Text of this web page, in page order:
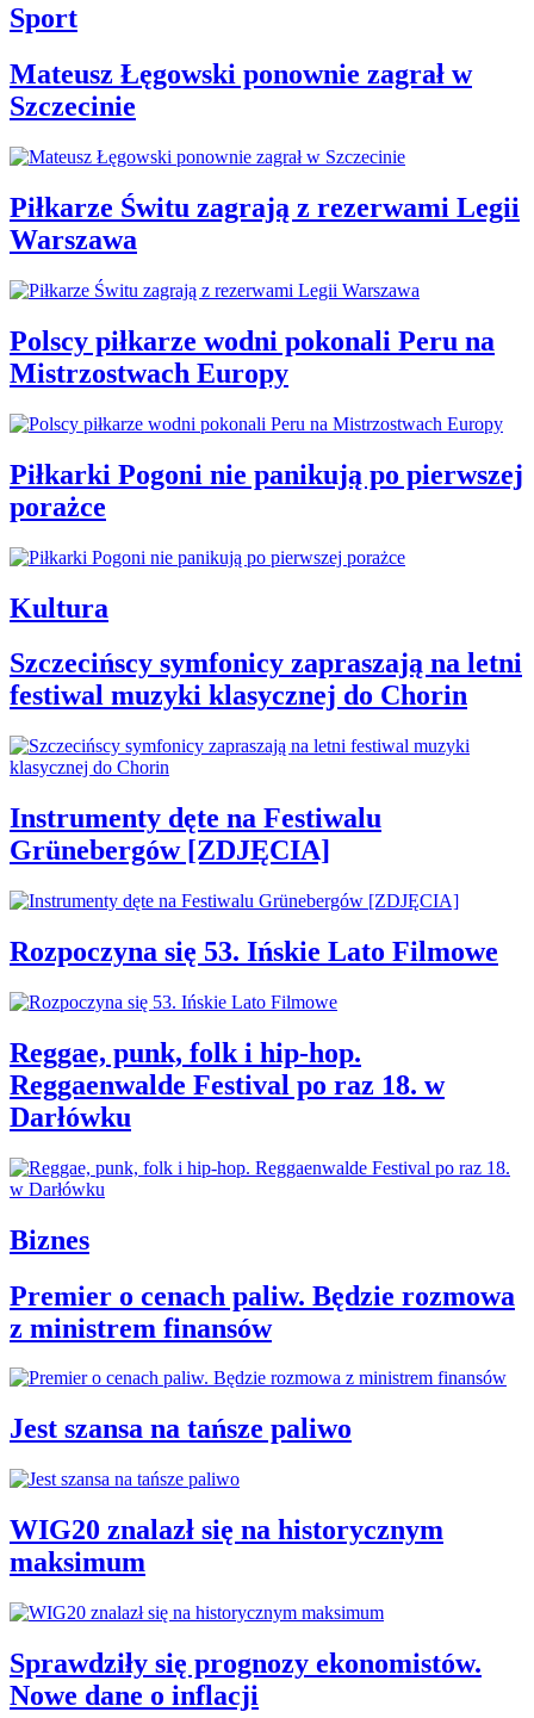
Sport
Mateusz Łęgowski ponownie zagrał w
Szczecinie
Piłkarze Świtu zagrają z rezerwami Legii
Warszawa
Polscy piłkarze wodni pokonali Peru na
Mistrzostwach Europy
Piłkarki Pogoni nie panikują po pierwszej
porażce
Kultura
Szczecińscy symfonicy zapraszają na letni
festiwal muzyki klasycznej do Chorin
Instrumenty dęte na Festiwalu
Grünebergów [ZDJĘCIA]
Rozpoczyna się 53. Ińskie Lato Filmowe
Reggae, punk, folk i hip-hop.
Reggaenwalde Festival po raz 18. w
Darłówku
Biznes
Premier o cenach paliw. Będzie rozmowa
z ministrem finansów
Jest szansa na tańsze paliwo
WIG20 znalazł się na historycznym
maksimum
Sprawdziły się prognozy ekonomistów.
Nowe dane o inflacji